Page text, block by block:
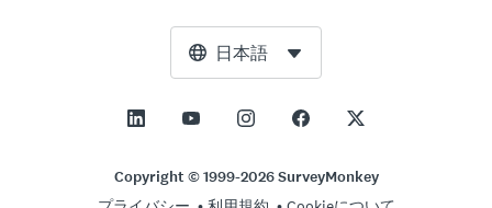
アプリケーション管理
Net Promoter Score（NPS）
すべてのテンプレート
サポート
お問い合わせ
NPS計算ツール
許容誤差計算ツール
標本サイズ計算ツール
リッカート尺度
リーダーシップチーム
展望と使命
社会的影響とインクルージョン
日本語
Copyright © 1999-2026 SurveyMonkey